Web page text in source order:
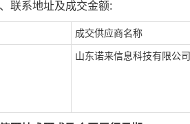
联系地址及成交金额:
成交供应商名称
山东诺来信息科技有限公司